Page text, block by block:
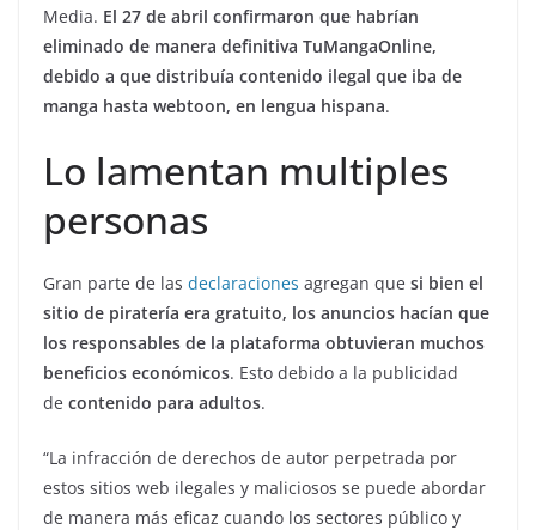
Media. El 27 de abril confirmaron que habrían
eliminado de manera definitiva TuMangaOnline,
debido a que distribuía contenido ilegal que iba de
manga hasta webtoon, en lengua hispana.
Lo lamentan multiples
personas
Gran parte de las declaraciones agregan que si bien el
sitio de piratería era gratuito, los anuncios hacían que
los responsables de la plataforma obtuvieran muchos
beneficios económicos. Esto debido a la publicidad
de contenido para adultos.
“La infracción de derechos de autor perpetrada por
estos sitios web ilegales y maliciosos se puede abordar
de manera más eficaz cuando los sectores público y